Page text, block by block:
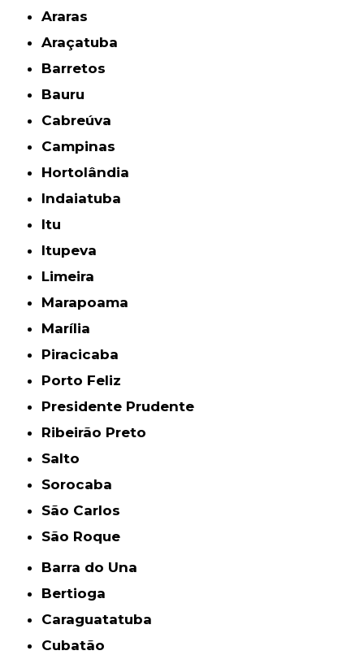
Araras
Araçatuba
Barretos
Bauru
Cabreúva
Campinas
Hortolândia
Indaiatuba
Itu
Itupeva
Limeira
Marapoama
Marília
Piracicaba
Porto Feliz
Presidente Prudente
Ribeirão Preto
Salto
Sorocaba
São Carlos
São Roque
Barra do Una
Bertioga
Caraguatatuba
Cubatão